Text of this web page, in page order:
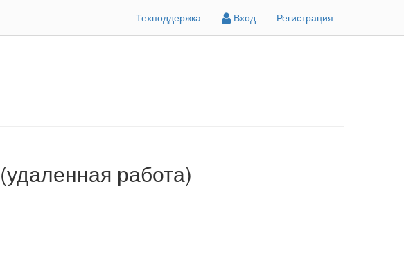
Техподдержка Вход Регистрация
работа)